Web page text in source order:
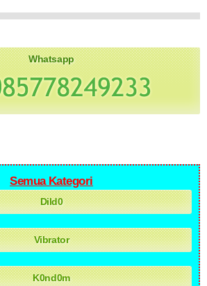
Whatsapp
Semua Kategori
Dild0
Vibrator
K0nd0m